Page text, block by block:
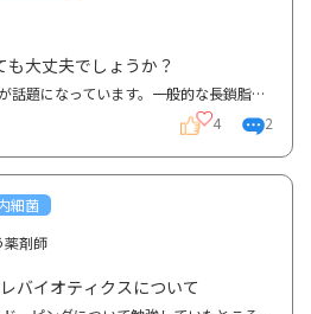
大丈夫でしょうか？
最近MCTオイル(中鎖脂肪酸)が話題になっています。一般的な長鎖脂肪酸と比較して、吸収が早く蓄積されに...
4 2
細菌
薬剤師
バイオティクスについて